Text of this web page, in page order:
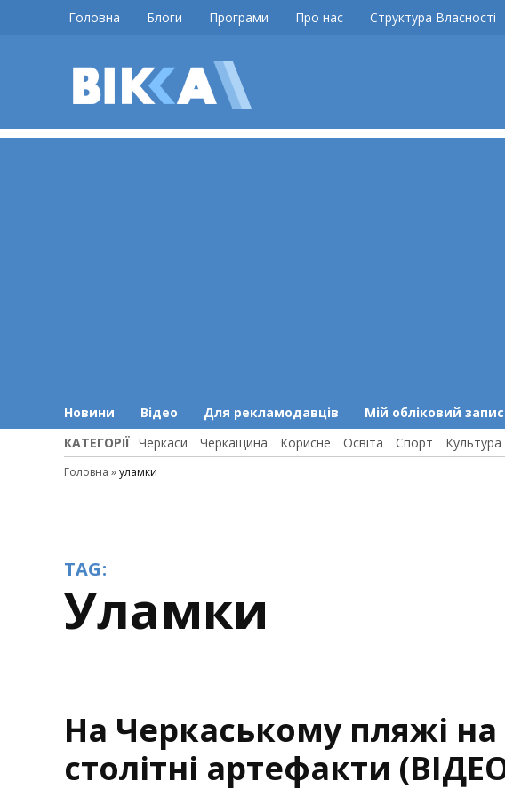
Головна Блоги Програми Про нас Структура Власності
Новини Відео Для рекламодавців Мій обліковий запис
КАТЕГОРІЇ Черкаси Черкащина Корисне Освіта Спорт Культура
Головна »уламки
TAG:
уламки
На Черкаському пляжі
столітні артефакти